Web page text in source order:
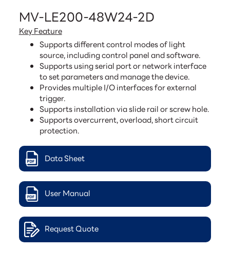
MV-LE200-48W24-2D
Key Feature
Supports different control modes of light
source, including control panel and software.
Supports using serial port or network interface
to set parameters and manage the device.
Provides multiple I/O interfaces for external
trigger.
Supports installation via slide rail or screw hole.
Supports overcurrent, overload, short circuit
protection.
Data Sheet
User Manual
Request Quote